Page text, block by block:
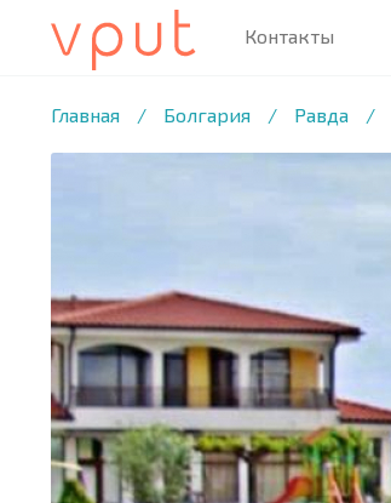
Контакты
Главная / Болгария / Равда /
1 /28 ФОТО